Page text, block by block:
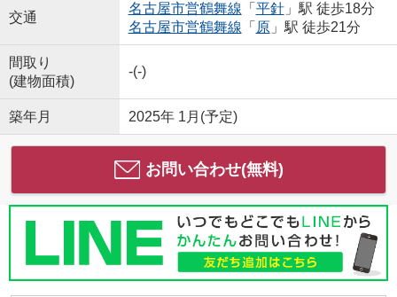
交通
名古屋市営鶴舞線 「 平針」駅 徒歩18分
名古屋市営鶴舞線 「 原」駅 徒歩21分
間取り
(建物面積)
-(-)
築年月 2025年 1月(予定)
お問い合わせ(無料)